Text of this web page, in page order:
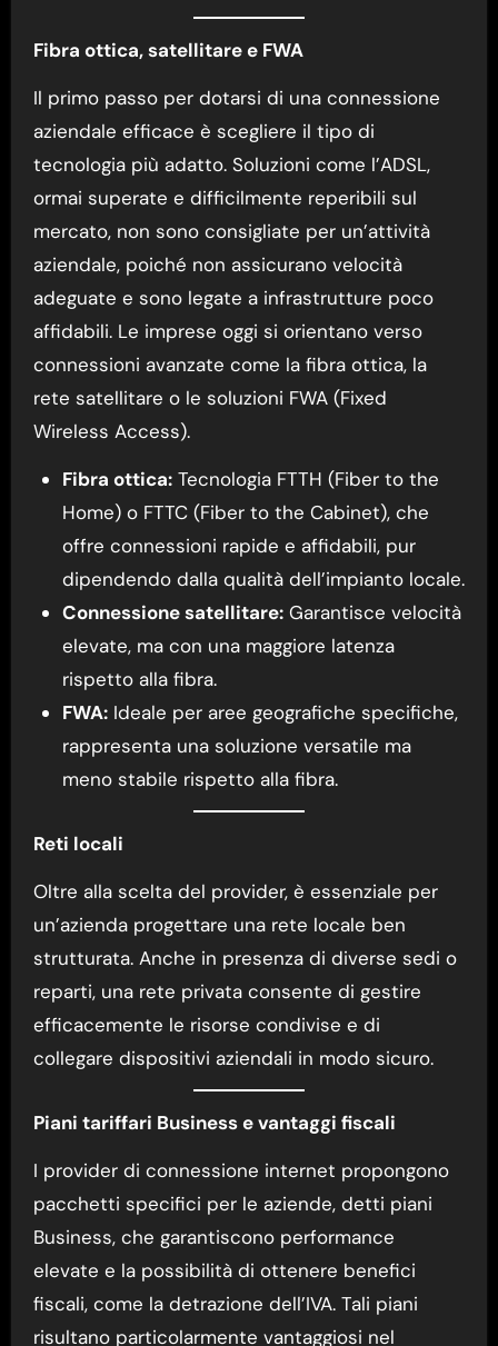
Fibra ottica, satellitare e FWA
Il primo passo per dotarsi di una connessione
aziendale efficace è scegliere il tipo di
tecnologia più adatto. Soluzioni come l’ADSL,
ormai superate e difficilmente reperibili sul
mercato, non sono consigliate per un’attività
aziendale, poiché non assicurano velocità
adeguate e sono legate a infrastrutture poco
affidabili. Le imprese oggi si orientano verso
connessioni avanzate come la fibra ottica, la
rete satellitare o le soluzioni FWA (Fixed
Wireless Access).
Fibra ottica:Tecnologia FTTH (Fiber to the
Home) o FTTC (Fiber to the Cabinet), che
offre connessioni rapide e affidabili, pur
dipendendo dalla qualità dell’impianto locale.
Connessione satellitare:Garantisce velocità
elevate, ma con una maggiore latenza
rispetto alla fibra.
FWA:Ideale per aree geografiche specifiche,
rappresenta una soluzione versatile ma
meno stabile rispetto alla fibra.
Reti locali
Oltre alla scelta del provider, è essenziale per
un’azienda progettare una rete locale ben
strutturata. Anche in presenza di diverse sedi o
reparti, una rete privata consente di gestire
efficacemente le risorse condivise e di
collegare dispositivi aziendali in modo sicuro.
Piani tariffari Business e vantaggi fiscali
I provider di connessione internet propongono
pacchetti specifici per le aziende, detti piani
Business, che garantiscono performance
elevate e la possibilità di ottenere benefici
fiscali, come la detrazione dell’IVA. Tali piani
risultano particolarmente vantaggiosi nel